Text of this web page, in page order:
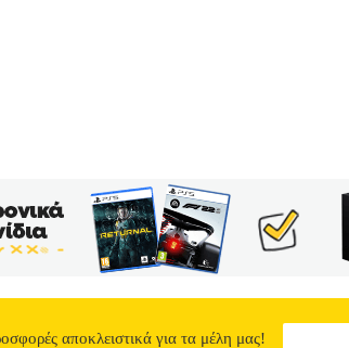
αποκλειστικά για τα μέλη μας!